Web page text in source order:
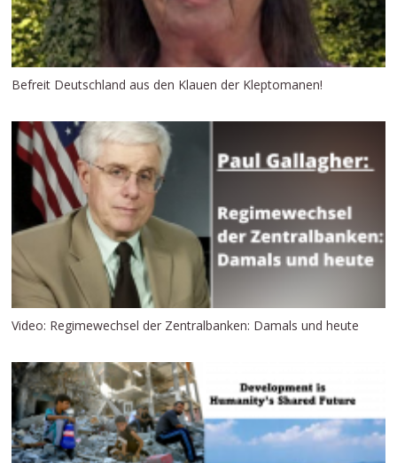
Befreit Deutschland aus den Klauen der Kleptomanen!
Video: Regimewechsel der Zentralbanken: Damals und heute